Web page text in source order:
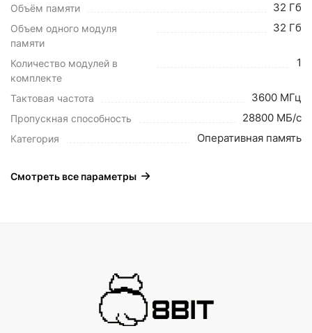
Объём памяти 32 Гб
Объем одного модуля
памяти
32 Гб
Количество модулей в
комплекте
1
Тактовая частота 3600 МГц
Пропускная способность 28800 МБ/с
Категория Оперативная память
Смотреть все параметры